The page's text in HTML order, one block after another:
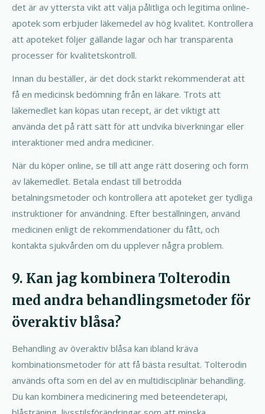
det är av yttersta vikt att välja pålitliga och legitima online-
apotek som erbjuder läkemedel av hög kvalitet. Kontrollera
att apoteket följer gällande lagar och har transparenta
processer för kvalitetskontroll.
Innan du beställer, är det dock starkt rekommenderat att
få en medicinsk bedömning från en läkare. Trots att
läkemedlet kan köpas utan recept, är det viktigt att
använda det på rätt sätt för att undvika biverkningar eller
interaktioner med andra mediciner.
När du köper online, se till att ange rätt dosering och form
av läkemedlet. Betala endast till betrodda
betalningsmetoder och kontrollera att apoteket ger tydliga
instruktioner för användning. Efter beställningen, använd
medicinen enligt de rekommendationer du fått, och
kontakta sjukvården om du upplever några problem.
9. Kan jag kombinera Tolterodin
med andra behandlingsmetoder för
överaktiv blåsa?
Behandling av överaktiv blåsa kan ibland kräva
kombinationsmetoder för att få bästa resultat. Tolterodin
används ofta som en del av en multidisciplinär behandling.
Du kan kombinera medicinering med beteendeterapi,